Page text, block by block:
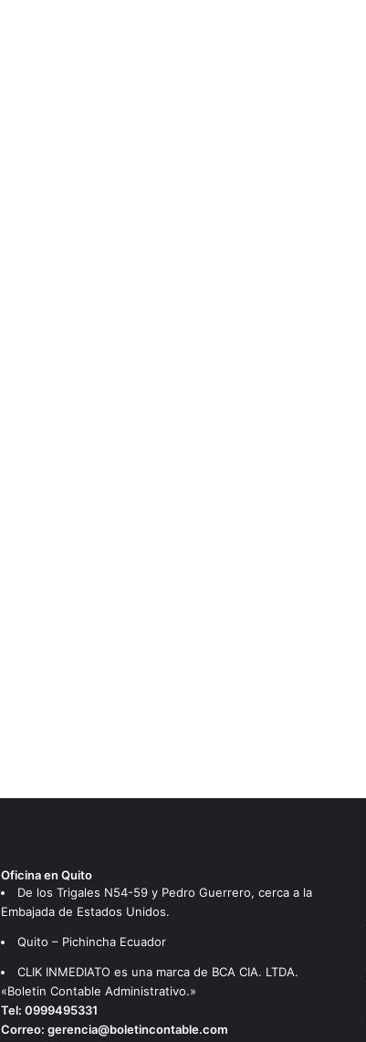
Oficina en Quito
De los Trigales N54-59 y Pedro Guerrero, cerca a la
Embajada de Estados Unidos.
Quito – Pichincha Ecuador
CLIK INMEDIATO es una marca de BCA CIA. LTDA.
«Boletin Contable Administrativo.»
Tel: 0999495331
Correo: gerencia@boletincontable.com